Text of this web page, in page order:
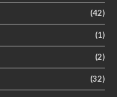
(42)
(1)
(2)
(32)